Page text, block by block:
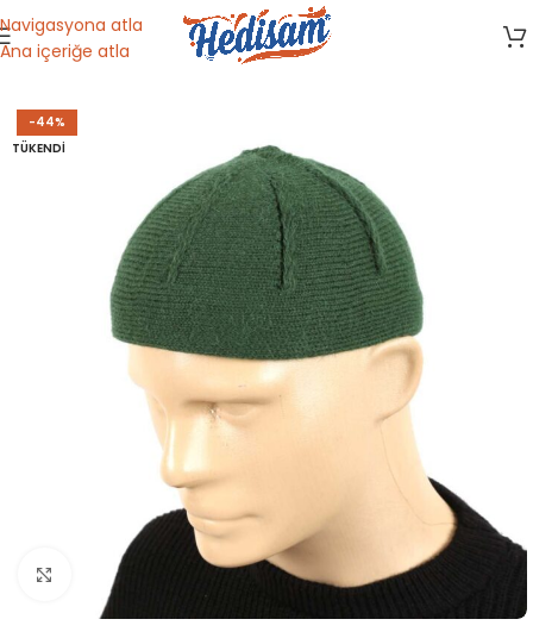
Navigasyona atla
Ana içeriğe atla
Ana Sayfa/ Dini Malzemeler/ Takke
-44%
TÜKENDI
Büyütmek için tıklayın